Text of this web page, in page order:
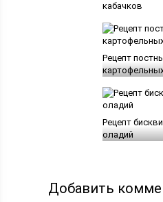
кабачков
Рецепт
Рецепт
оладий
Добавить